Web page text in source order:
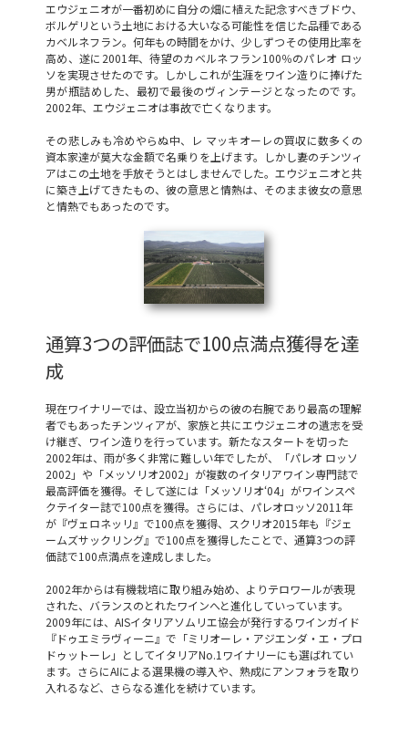
エウジェニオが一番初めに自分の畑に植えた記念すべきブドウ、
ボルゲリという土地における大いなる可能性を信じた品種である
カベルネフラン。何年もの時間をかけ、少しずつその使用比率を
高め、遂に2001年、待望のカベルネフラン100％のパレオ ロッ
ソを実現させたのです。しかしこれが生涯をワイン造りに捧げた
男が瓶詰めした、最初で最後のヴィンテージとなったのです。
2002年、エウジェニオは事故で亡くなります。
その悲しみも冷めやらぬ中、レ マッキオーレの買収に数多くの
資本家達が莫大な金額で名乗りを上げます。しかし妻のチンツィ
アはこの土地を手放そうとはしませんでした。エウジェニオと共
に築き上げてきたもの、彼の意思と情熱は、そのまま彼女の意思
と情熱でもあったのです。
通算3つの評価誌で100点満点獲得を達
成
現在ワイナリーでは、設立当初からの彼の右腕であり最高の理解
者でもあったチンツィアが、家族と共にエウジェニオの遺志を受
け継ぎ、ワイン造りを行っています。新たなスタートを切った
2002年は、雨が多く非常に難しい年でしたが、「パレオ ロッソ
2002」や「メッソリオ2002」が複数のイタリアワイン専門誌で
最高評価を獲得。そして遂には「メッソリオ‘04」がワインスペ
クテイター誌で100点を獲得。さらには、パレオロッソ2011年
が『ヴェロネッリ』で100点を獲得、スクリオ2015年も『ジェ
ームズサックリング』で100点を獲得したことで、通算3つの評
価誌で100点満点を達成しました。
2002年からは有機栽培に取り組み始め、よりテロワールが表現
された、バランスのとれたワインへと進化していっています。
2009年には、AISイタリアソムリエ協会が発行するワインガイド
『ドゥエミラヴィーニ』で「ミリオーレ・アジエンダ・エ・プロ
ドゥットーレ」としてイタリアNo.1ワイナリーにも選ばれてい
ます。さらにAIによる選果機の導入や、熟成にアンフォラを取り
入れるなど、さらなる進化を続けています。